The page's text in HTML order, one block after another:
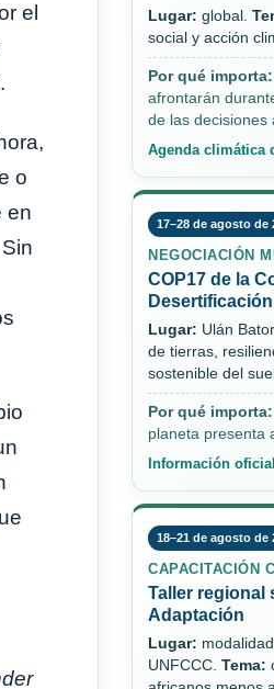
el
o
en
Lugar: global.
social y acción
Por qué importa:
afrontarán
de las decisiones
Agenda climática
17–28 de agosto de
NEGOCIACIÓN
COP17 de la
Desertificación
Lugar: Ulán
de tierras,
sostenible del
Por qué importa:
planeta presenta
Información
18–21 de agosto de
CAPACITACIÓN
Taller regional
Adaptación
Lugar:
UNFCCC. Tema: